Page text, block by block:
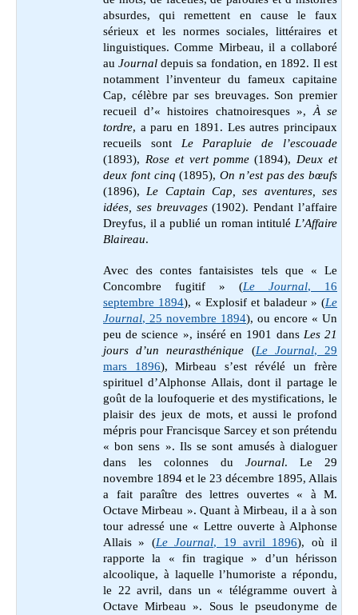
absurdes, qui remettent en cause le faux
sérieux et les normes sociales, littéraires et
linguistiques. Comme Mirbeau, il a collaboré
auJournal depuis sa fondation, en 1892. Il est
notamment l’inventeur du fameux capitaine
Cap, célèbre par ses breuvages. Son premier
recueil d’« histoires chatnoiresques »,À se
tordre, a paru en 1891. Les autres principaux
recueils sont Le Parapluie de l’escouade
(1893), Rose et vert pomme (1894),Deux et
deux font cinq(1895), On n’est pas des bœufs
(1896),Le Captain Cap, ses aventures, ses
idées, ses breuvages (1902). Pendant l’affaire
Dreyfus, il a publié un roman intitulé L’Affaire
Blaireau.
Avec des contes fantaisistes tels que « Le
Concombre fugitif » (Le Journal, 16
septembre 1894), « Explosif et baladeur » (Le
Journal, 25 novembre 1894), ou encore « Un
peu de science », inséré en 1901 dans Les 21
jours d’un neurasthénique (Le Journal, 29
mars 1896),
Mirbeau s’est révélé un frère
spirituel d’Alphonse Allais, dont il partage le
goût de la loufoquerie et des mystifications, le
plaisir des jeux de mots, et aussi le profond
mépris pour Francisque Sarcey et son prétendu
« bon sens ». Ils se sont amusés à dialoguer
dans les colonnes du Journal. Le 29
novembre 1894 et le 23 décembre 1895, Allais
a fait paraître des lettres ouvertes « à M.
Octave Mirbeau ». Quant à Mirbeau, il a à son
tour adressé une « Lettre ouverte à Alphonse
Allais » (Le Journal, 19 avril 1896), où il
rapporte la « fin tragique » d’un hérisson
alcoolique, à laquelle l’humoriste a répondu,
le 22 avril, dans un « télégramme ouvert à
Octave Mirbeau ». Sous le pseudonyme de